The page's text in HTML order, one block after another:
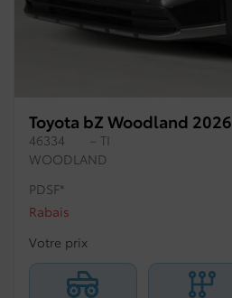
Toyota bZ Woodland 2026
46334
– TI
WOODLAND
PDSF*
Rabais
Votre prix